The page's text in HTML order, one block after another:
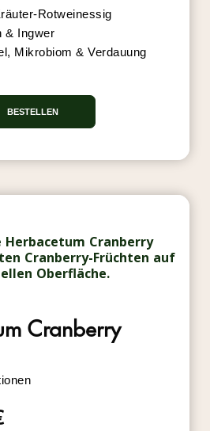
Rotweinessig
& Ingwer
Mikrobiom & Verdauung
BESTELLEN
Cranberry